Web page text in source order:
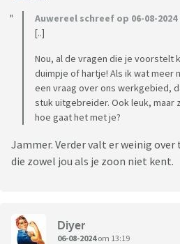
Auwereel schreef op 06-08-2024
[..]
Nou, al de vragen die je voorstelt
duimpje of hartje! Als ik wat meer
een vraag over ons werkgebied,
stuk uitgebreider. Ook leuk, maar
hoe gaat het met je?
Jammer. Verder valt er weinig
die zowel jou als je zoon niet kent.
Diyer
06-08-2024om 13:19